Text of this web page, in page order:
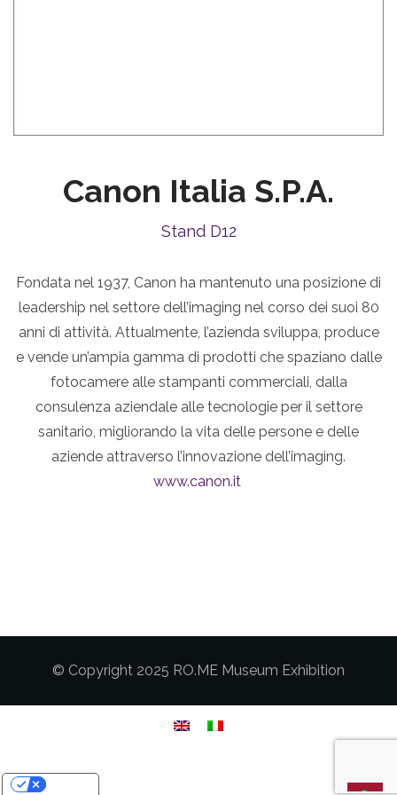
Canon Italia S.p.A.
Stand D12
Fondata nel 1937, Canon ha mantenuto una posizione di
leadership nel settore dell’imaging nel corso dei suoi 80
anni di attività. Attualmente, l’azienda sviluppa, produce
e vende un’ampia gamma di prodotti che spaziano dalle
fotocamere alle stampanti commerciali, dalla
consulenza aziendale alle tecnologie per il settore
sanitario, migliorando la vita delle persone e delle
aziende attraverso l’innovazione dell’imaging.
www.canon.it
© Copyright 2025 RO.ME Museum Exhibition